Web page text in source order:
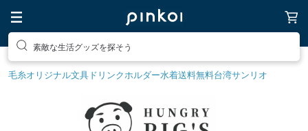
素敵な生活グッズを探そう
毛糸オリジナル文具 ドリンクホルダー水着送料無料台湾サンリオ